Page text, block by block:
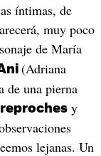
íntimas, de
muy poco
de María
(Adriana
de una pierna
reprochesy
lejanas. Un